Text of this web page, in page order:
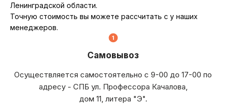
Ленинградской области.
Точную стоимость вы можете рассчитать с у наших
менеджеров.
Самовывоз
Осуществляется самостоятельно с 9-00 до 17-00 по
адресу - СПБ ул. Профессора Качалова,
дом 11, литера "Э".